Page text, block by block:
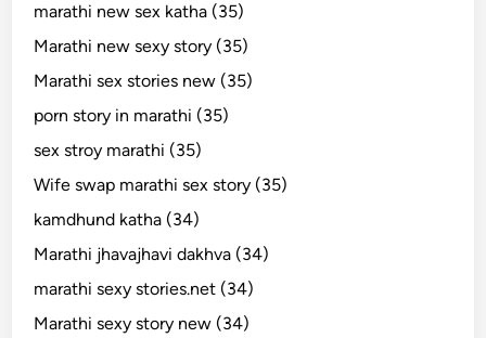
marathi new sex katha (35)
Marathi new sexy story (35)
Marathi sex stories new (35)
porn story in marathi (35)
sex stroy marathi (35)
Wife swap marathi sex story (35)
kamdhund katha (34)
Marathi jhavajhavi dakhva (34)
marathi sexy stories.net (34)
Marathi sexy story new (34)